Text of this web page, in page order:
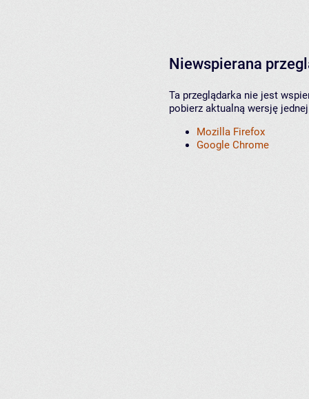
Niewspierana
Ta przeglądarka nie jest
pobierz aktualną wersję
Mozilla Firefox
Google Chrome